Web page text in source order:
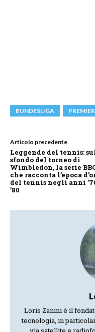
BUNDESLIGA
Articolo precedente
Leggende del tennis:
sfondo del torneo di
Wimbledon, la serie
che racconta l’epoca
del tennis negli anni
’80
Loris Zanini è il
tecnologia, in